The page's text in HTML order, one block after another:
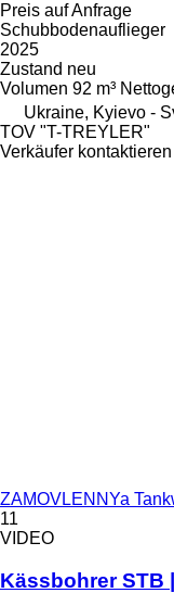
Preis auf Anfrage
Schubbodenauflieger
2025
Zustand neu
Volumen 92 m³
Ukraine, Kyievo -
TOV "T-TREYLER"
Verkäufer kontaktieren
ZAMOVLENNYa
11
VIDEO
Kässbohrer STB